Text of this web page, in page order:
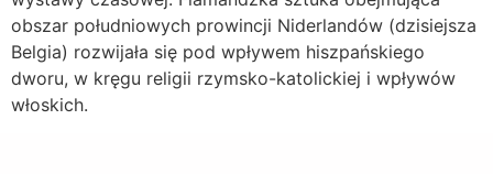
obszar południowych prowincji Niderlandów (dzisiejsza
Belgia) rozwijała się pod wpływem hiszpańskiego
dworu, w kręgu religii rzymsko-katolickiej i wpływów
włoskich.